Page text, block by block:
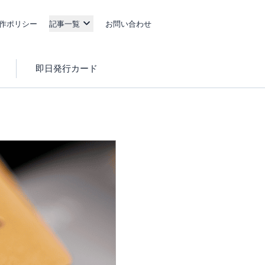
ポリシー 記事一覧 お問い合わせ
即日発行カード